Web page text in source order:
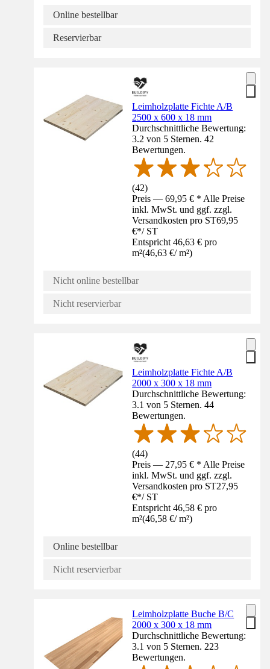
Online bestellbar
Reservierbar
Leimholzplatte Fichte A/B
2500 x 600 x 18 mm
Durchschnittliche Bewertung:
3.2 von 5 Sternen. 42
Bewertungen.
(42)
Preis — 69,95 € * Alle Preise
inkl. MwSt. und ggf. zzgl.
Versandkosten pro ST69,95
€*/ ST
Entspricht 46,63 € pro
m²(46,63 €/ m²)
Nicht online bestellbar
Nicht reservierbar
Leimholzplatte Fichte A/B
2000 x 300 x 18 mm
Durchschnittliche Bewertung:
3.1 von 5 Sternen. 44
Bewertungen.
(44)
Preis — 27,95 € * Alle Preise
inkl. MwSt. und ggf. zzgl.
Versandkosten pro ST27,95
€*/ ST
Entspricht 46,58 € pro
m²(46,58 €/ m²)
Online bestellbar
Nicht reservierbar
Leimholzplatte Buche B/C
2000 x 300 x 18 mm
Durchschnittliche Bewertung:
3.1 von 5 Sternen. 223
Bewertungen.